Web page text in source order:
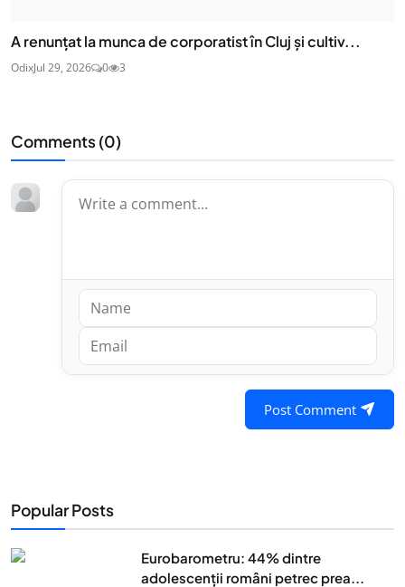
A renunțat la munca de corporatist în Cluj și cultiv...
OdixJul 29, 2026 0 3
Comments (0)
Post Comment
Popular Posts
Eurobarometru: 44% dintre
adolescenţii români petrec prea...